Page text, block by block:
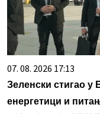
07. 08. 2026 17:13
Зеленски стигао
енергетици и